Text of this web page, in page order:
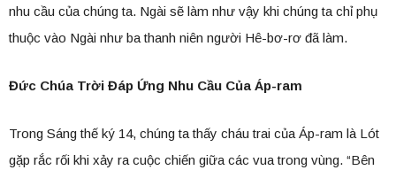
nhu cầu của chúng ta. Ngài sẽ làm như vậy khi chúng ta chỉ phụ
thuộc vào Ngài như ba thanh niên người Hê-bơ-rơ đã làm.
Đức Chúa Trời Đáp Ứng Nhu Cầu Của Áp-ram
Trong Sáng thế ký 14, chúng ta thấy cháu trai của Áp-ram là Lót
gặp rắc rối khi xảy ra cuộc chiến giữa các vua trong vùng. “Bên